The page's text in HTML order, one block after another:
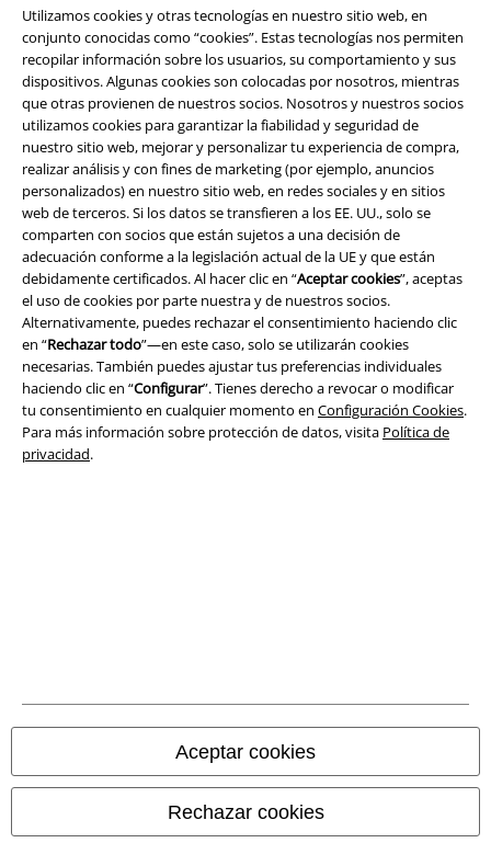
Utilizamos cookies y otras tecnologías en nuestro sitio web, en
conjunto conocidas como “cookies”. Estas tecnologías nos permiten
recopilar información sobre los usuarios, su comportamiento y sus
dispositivos. Algunas cookies son colocadas por nosotros, mientras
que otras provienen de nuestros socios. Nosotros y nuestros socios
utilizamos cookies para garantizar la fiabilidad y seguridad de
nuestro sitio web, mejorar y personalizar tu experiencia de compra,
realizar análisis y con fines de marketing (por ejemplo, anuncios
personalizados) en nuestro sitio web, en redes sociales y en sitios
web de terceros. Si los datos se transfieren a los EE. UU., solo se
comparten con socios que están sujetos a una decisión de
adecuación conforme a la legislación actual de la UE y que están
debidamente certificados. Al hacer clic en “Aceptar cookies”, aceptas
el uso de cookies por parte nuestra y de nuestros socios.
Alternativamente, puedes rechazar el consentimiento haciendo clic
en “Rechazar todo”—en este caso, solo se utilizarán cookies
necesarias. También puedes ajustar tus preferencias individuales
haciendo clic en “Configurar”. Tienes derecho a revocar o modificar
tu consentimiento en cualquier momento en Configuración Cookies.
Para más información sobre protección de datos, visita Política de
privacidad.
Aceptar cookies
Rechazar cookies
A Warner Music Group Company
Seguridad
Ley protección de datos
Eliminación de residuos y protección del medioambiente
Declaración de Conformidad